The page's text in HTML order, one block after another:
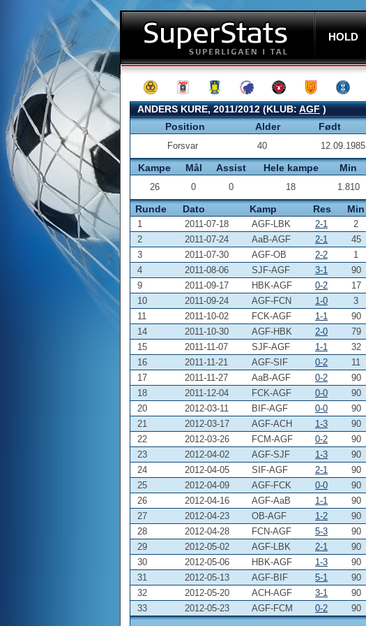
HOLD
ANDERS KURE, 2011/2012 (KLUB:AGF)
Position
Alder Født
Forsvar 40 12.09.1985
Kampe Mål Assist Hele kampe Min
26 0 0 18 1.810
Runde Dato Kamp Res Min
1 2011-07-18 AGF-LBK 2-1
2
2
2011-07-24 AaB-AGF 2-1
45
3
2011-07-30 AGF-OB 2-2
1
4
2011-08-06 SJF-AGF 3-1
90
9
2011-09-17 HBK-AGF 0-2
17
10
2011-09-24 AGF-FCN 1-0
3
11
2011-10-02 FCK-AGF 1-1 90
14
2011-10-30 AGF-HBK 2-0
79
15
2011-11-07 SJF-AGF 1-1
32
16
2011-11-21 AGF-SIF 0-2
11
17
2011-11-27 AaB-AGF 0-2
90
18
2011-12-04 FCK-AGF 0-0
90
20
2012-03-11 BIF-AGF 0-0
90
21
2012-03-17 AGF-ACH 1-3
90
22
2012-03-26 FCM-AGF 0-2
90
23
2012-04-02 AGF-SJF 1-3
90
24
2012-04-05 SIF-AGF 2-1
90
25
2012-04-09 AGF-FCK 0-0
90
26
2012-04-16 AGF-AaB 1-1
90
27
2012-04-23 OB-AGF 1-2 90
28
2012-04-28 FCN-AGF 5-3
90
29
2012-05-02 AGF-LBK 2-1
90
30
2012-05-06 HBK-AGF 1-3
90
31
2012-05-13 AGF-BIF 5-1
90
32
2012-05-20 ACH-AGF 3-1
90
33
2012-05-23 AGF-FCM 0-2 90